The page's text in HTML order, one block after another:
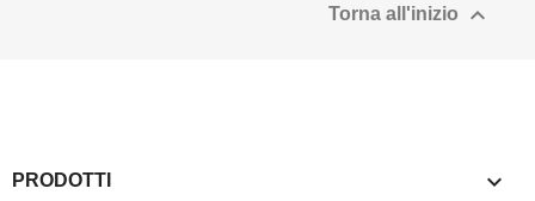
Torna all'inizio 
PRODOTTI 